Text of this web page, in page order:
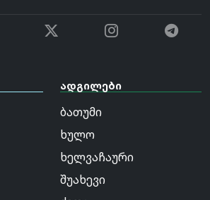
ადგილები
ბათუმი
ხულო
ხელვაჩაური
შუახევი